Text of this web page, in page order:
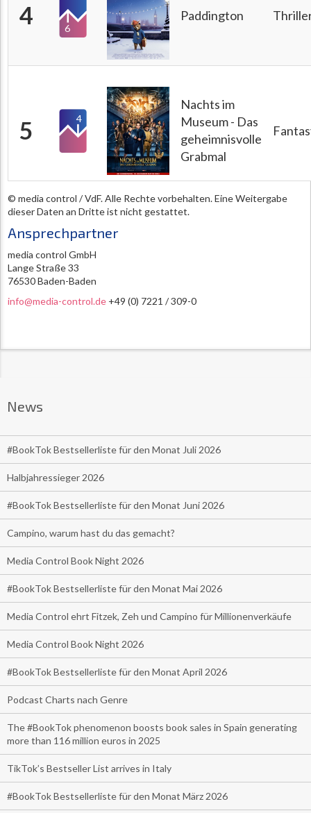
4 6
Paddington
5 4
Nachts im
Museum - Das
geheimnisvolle
Grabmal
© media control / VdF. Alle Rechte vorbehalten. Eine Weitergabe
dieser Daten an Dritte ist nicht gestattet.
Ansprechpartner
media control GmbH
Lange Straße 33
76530 Baden-Baden
info@media-control.de +49 (0) 7221 / 309-0
News
#BookTok Bestsellerliste für den Monat Juli 2026
Halbjahressieger 2026
#BookTok Bestsellerliste für den Monat Juni 2026
Campino, warum hast du das gemacht?
Media Control Book Night 2026
#BookTok Bestsellerliste für den Monat Mai 2026
Media Control ehrt Fitzek, Zeh und Campino für Millionenverkäufe
Media Control Book Night 2026
#BookTok Bestsellerliste für den Monat April 2026
Podcast Charts nach Genre
The #BookTok phenomenon boosts book sales in Spain generating
more than 116 million euros in 2025
TikTok’s Bestseller List arrives in Italy
#BookTok Bestsellerliste für den Monat März 2026